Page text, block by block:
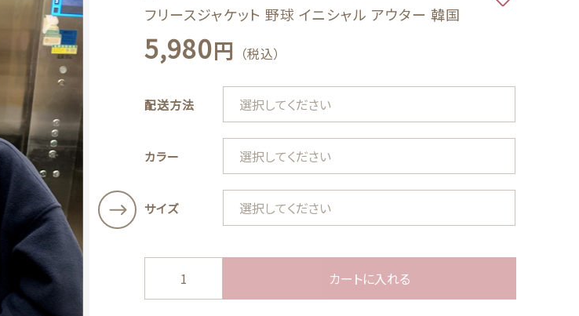
フリースジャケット 野球 イニシャル アウター 韓国
5,980円 （税込）
配送方法
カラー
サイズ
カートに入れる
ャル アウター 韓国
Girls
納
在庫あり セール